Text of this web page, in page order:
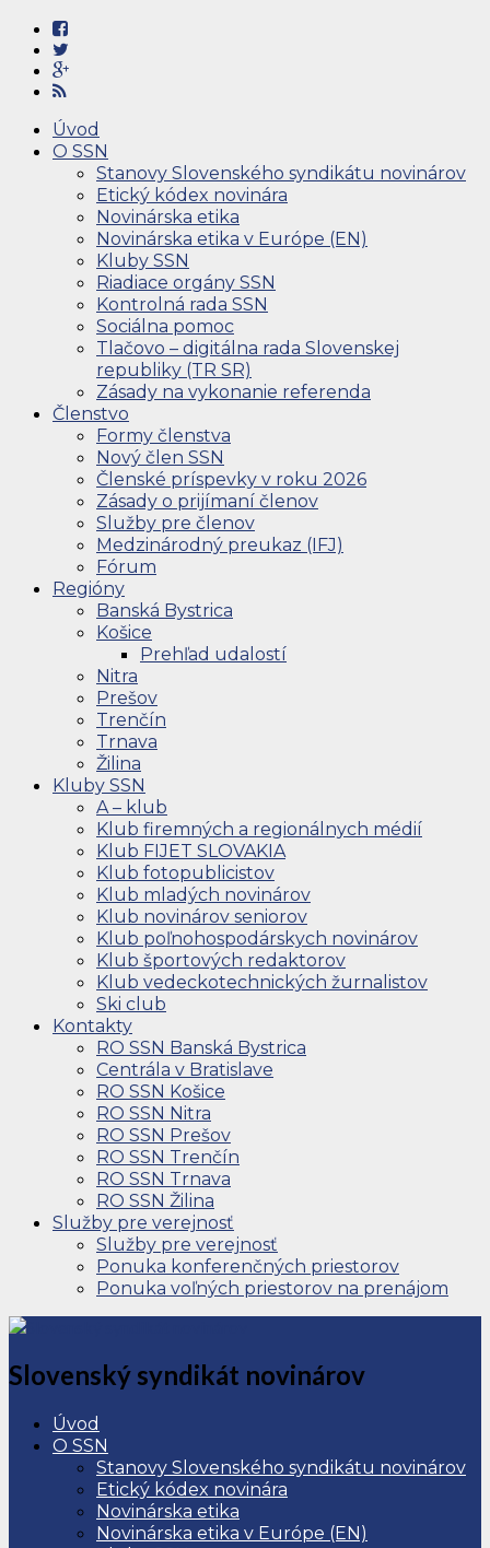
Úvod
O SSN
Stanovy Slovenského syndikátu novinárov
Etický kódex novinára
Novinárska etika
Novinárska etika v Európe (EN)
Kluby SSN
Riadiace orgány SSN
Kontrolná rada SSN
Sociálna pomoc
Tlačovo – digitálna rada Slovenskej
republiky (TR SR)
Zásady na vykonanie referenda
Členstvo
Formy členstva
Nový člen SSN
Členské príspevky v roku 2026
Zásady o prijímaní členov
Služby pre členov
Medzinárodný preukaz (IFJ)
Fórum
Regióny
Banská Bystrica
Košice
Prehľad udalostí
Nitra
Prešov
Trenčín
Trnava
Žilina
Kluby SSN
A – klub
Klub firemných a regionálnych médií
Klub FIJET SLOVAKIA
Klub fotopublicistov
Klub mladých novinárov
Klub novinárov seniorov
Klub poľnohospodárskych novinárov
Klub športových redaktorov
Klub vedeckotechnických žurnalistov
Ski club
Kontakty
RO SSN Banská Bystrica
Centrála v Bratislave
RO SSN Košice
RO SSN Nitra
RO SSN Prešov
RO SSN Trenčín
RO SSN Trnava
RO SSN Žilina
Služby pre verejnosť
Služby pre verejnosť
Ponuka konferenčných priestorov
Ponuka voľných priestorov na prenájom
Slovenský syndikát novinárov
Úvod
O SSN
Stanovy Slovenského syndikátu novinárov
Etický kódex novinára
Novinárska etika
Novinárska etika v Európe (EN)